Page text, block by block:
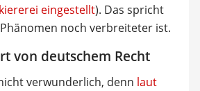
eingestellt). Das spricht
noch verbreiteter ist.
von deutschem Recht
verwunderlich, denn laut